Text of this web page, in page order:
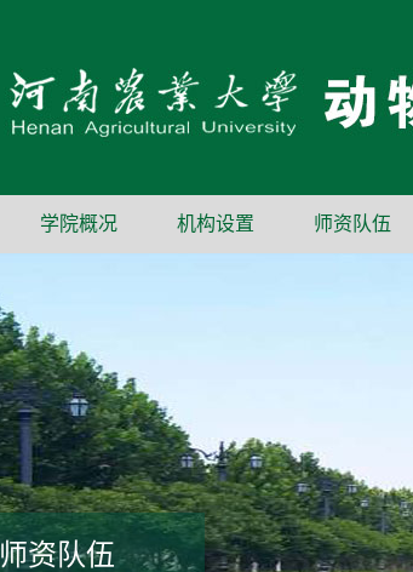
学院概况 机构设置 师资队伍
师资队伍